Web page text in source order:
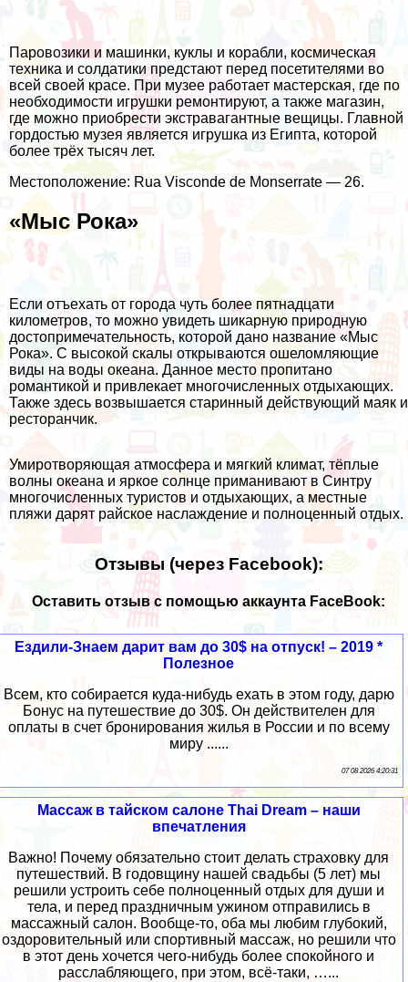
Паровозики и машинки, куклы и корабли, космическая
техника и солдатики предстают перед посетителями во
всей своей красе. При музее работает мастерская, где по
необходимости игрушки ремонтируют, а также магазин,
где можно приобрести экстравагантные вещицы. Главной
гордостью музея является игрушка из Египта, которой
более трёх тысяч лет.
Местоположение: Rua Visconde de Monserrate — 26.
«Мыс Рока»
Если отъехать от города чуть более пятнадцати
километров, то можно увидеть шикарную природную
достопримечательность, которой дано название «Мыс
Рока». С высокой скалы открываются ошеломляющие
виды на воды океана. Данное место пропитано
романтикой и привлекает многочисленных отдыхающих.
Также здесь возвышается старинный действующий маяк и
ресторанчик.
Умиротворяющая атмосфера и мягкий климат, тёплые
волны океана и яркое солнце приманивают в Синтру
многочисленных туристов и отдыхающих, а местные
пляжи дарят райское наслаждение и полноценный отдых.
Отзывы (через Facebook):
Оставить отзыв с помощью аккаунта FaceBook:
Ездили-Знаем дарит вам до 30$ на отпуск! – 2019 *
Полезное
Всем, кто собирается куда-нибудь ехать в этом году, дарю
Бонус на путешествие до 30$. Он действителен для
оплаты в счет бронирования жилья в России и по всему
миру ......
07 08 2026 4:20:31
Массаж в тайском салоне Thai Dream – наши
впечатления
Важно! Почему обязательно стоит делать страховку для
путешествий. В годовщину нашей свадьбы (5 лет) мы
решили устроить себе полноценный отдых для души и
тела, и перед праздничным ужином отправились в
массажный салон. Вообще-то, оба мы любим глубокий,
оздоровительный или спортивный массаж, но решили что
в этот день хочется чего-нибудь более спокойного и
расслабляющего, при этом, всё-таки, …...